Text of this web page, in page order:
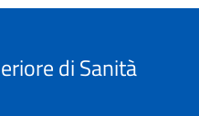
di Sanità